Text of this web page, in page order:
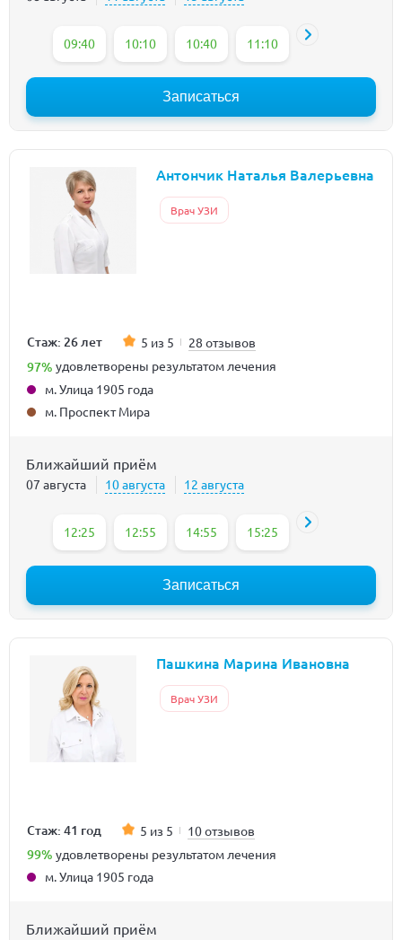
09:40 10:10 10:40 11:10 11:40
Записаться
Антончик Наталья Валерьевна
Врач УЗИ
Стаж: 26 лет 5 из 5 28 отзывов
97% удовлетворены результатом лечения
м. Улица 1905 года
м. Проспект Мира
Ближайший приём
07 августа 10 августа 12 августа
12:25 12:55 14:55 15:25 15:55
Записаться
Пашкина Марина Ивановна
Врач УЗИ
Стаж: 41 год 5 из 5 10 отзывов
99% удовлетворены результатом лечения
м. Улица 1905 года
Ближайший приём